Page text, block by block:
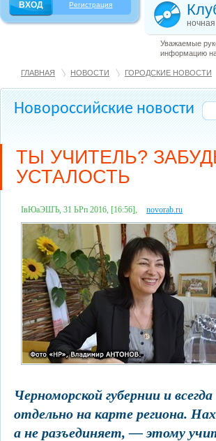
Регистрация
Уважаемые
информацию
ГЛАВНАЯ НОВОСТИ ГОРОДСКИЕ НОВОСТИ
Новороссийские новости
ТЫ УЧИТЕЛЬ?
УСТАЛОСТЬ
ІвЮаЭШЪ, 31 ЬРп 2016, [16:56], novorab.ru
Черноморской губернии и
отдельно на карте региона.
а не разъединяет, — этому